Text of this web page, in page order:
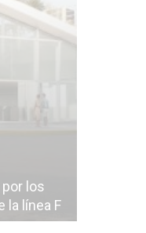
los
la línea F